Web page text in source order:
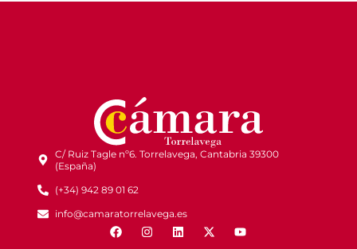
C/ Ruiz Tagle nº6. Torrelavega, Cantabria 39300
(España)
(+34) 942 89 01 62
info@camaratorrelavega.es